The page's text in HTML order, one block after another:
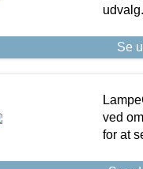
udvalg.
Se
ved
for at